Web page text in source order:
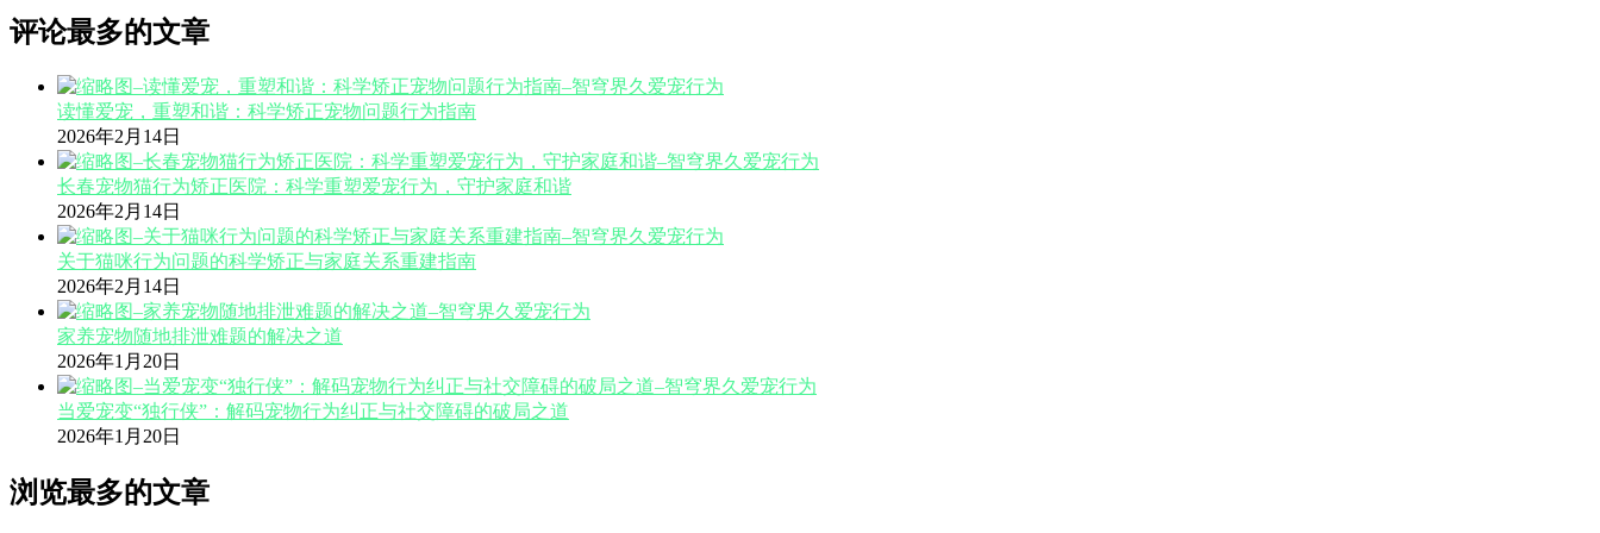
评论最多的文章
读懂爱宠，重塑和谐：科学矫正宠物问题行为指南
2026年2月14日
长春宠物猫行为矫正医院：科学重塑爱宠行为，守护家庭和谐
2026年2月14日
关于猫咪行为问题的科学矫正与家庭关系重建指南
2026年2月14日
家养宠物随地排泄难题的解决之道
2026年1月20日
当爱宠变“独行侠”：解码宠物行为纠正与社交障碍的破局之道
2026年1月20日
浏览最多的文章